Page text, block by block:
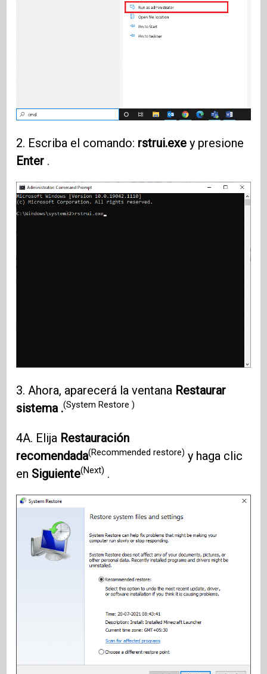
2. Escriba el comando: rstrui.exe y presione
Enter .
3. Ahora, aparecerá la ventana Restaurar
sistema .(System Restore )
4A. Elija Restauración
recomendada(Recommended restore) y haga clic
en Siguiente(Next) .